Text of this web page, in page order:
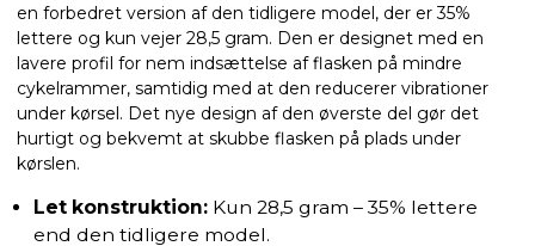
en forbedret version af den tidligere model, der er 35%
lettere og kun vejer 28,5 gram. Den er designet med en
lavere profil for nem indsættelse af flasken på mindre
cykelrammer, samtidig med at den reducerer vibrationer
under kørsel. Det nye design af den øverste del gør det
hurtigt og bekvemt at skubbe flasken på plads under
kørslen.
Let konstruktion: Kun 28,5 gram – 35% lettere
end den tidligere model.